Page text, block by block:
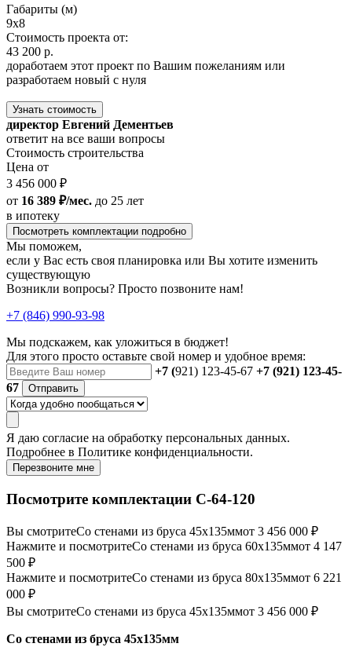
Габариты (м)
9x8
Стоимость проекта от:
43 200 р.
доработаем этот проект по Вашим пожеланиям или
разработаем новый с нуля
Узнать стоимость
директор Евгений Дементьев
ответит на все ваши вопросы
Стоимость строительства
Цена от
3 456 000 ₽
от 16 389 ₽/мес. до 25 лет
в ипотеку
Посмотреть комплектации подробно
Мы поможем,
если у Вас есть своя планировка или Вы хотите изменить
существующую
Возникли вопросы? Просто позвоните нам!
+7 (846) 990-93-98
Мы подскажем, как уложиться в бюджет!
Для этого просто оставьте свой номер и удобное время:
+7 (921) 123-45-67 +7 (921) 123-45-
67
Отправить
Я даю согласие на обработку персональных данных.
Подробнее в Политике конфиденциальности.
Перезвоните мне
Посмотрите комплектации С-64-120
Вы смотритеСо стенами из бруса 45х135ммот 3 456 000 ₽
Нажмите и посмотритеСо стенами из бруса 60х135ммот 4 147
500 ₽
Нажмите и посмотритеСо стенами из бруса 80х135ммот 6 221
000 ₽
Вы смотритеСо стенами из бруса 45х135ммот 3 456 000 ₽
Со стенами из бруса 45х135мм